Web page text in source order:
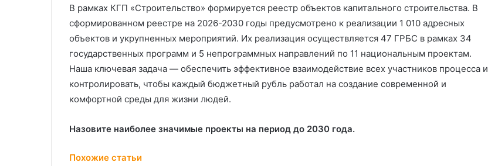
В рамках КГП «Строительство» формируется реестр объектов капитального строительства. В
сформированном реестре на 2026-2030 годы предусмотрено к реализации 1 010 адресных
объектов и укрупненных мероприятий. Их реализация осуществляется 47 ГРБС в рамках 34
государственных программ и 5 непрограммных направлений по 11 национальным проектам.
Наша ключевая задача — обеспечить эффективное взаимодействие всех участников процесса и
контролировать, чтобы каждый бюджетный рубль работал на создание современной и
комфортной среды для жизни людей.
Назовите наиболее значимые проекты на период до 2030 года.
Похожие статьи